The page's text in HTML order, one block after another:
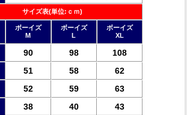
サイズ表(単位:ｃｍ)
ボーイズ
M
ボーイズ
L
ボーイズ
XL
90 98 108
51 58 62
52 59 63
38 40 43